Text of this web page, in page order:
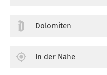
Dolomiten
In der Nähe